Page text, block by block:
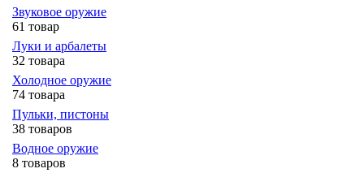
Звуковое оружие
61 товар
Луки и арбалеты
32 товара
Холодное оружие
74 товара
Пульки, пистоны
38 товаров
Водное оружие
8 товаров